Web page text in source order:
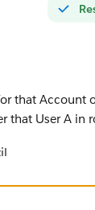
that Account
that User A in